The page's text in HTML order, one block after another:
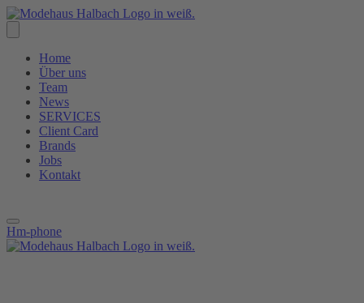
Zum
springen
Home
Über uns
Team
News
SERVICES
Client Card
Brands
Jobs
Kontakt
Hm-phone